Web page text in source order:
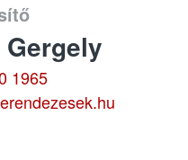
1965